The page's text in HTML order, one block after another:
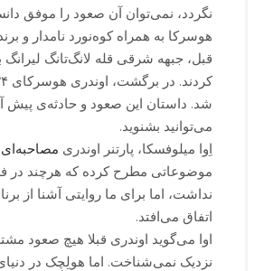
نگردد، نمی‌توان آن صعود را موفق
هوسرکا به همراه کوه‌نورد نامدار و
شد. داستان این صعود و حادثه‌ی پیش
می‌توانید بشنوید.
اِوا میلوفسکا، پارتنر اوندری مصاحبه‌ای
موضوعاتی مطرح کرده که هرچند در
نداشت، اما برای ما روایتی آشنا
اتفاق می‌افتد.
اوا می‌گوید اوندری قبلا هیچ صعود
نزدیک نمی‌شناخت. اما هولِچِک در